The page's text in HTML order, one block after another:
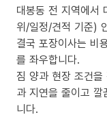
대봉동 전 지역에서
위/일정/견적 기준)
결국 포장이사는 비
를 좌우합니다.
짐 양과 현장 조건
과 지연을 줄이고
니다.